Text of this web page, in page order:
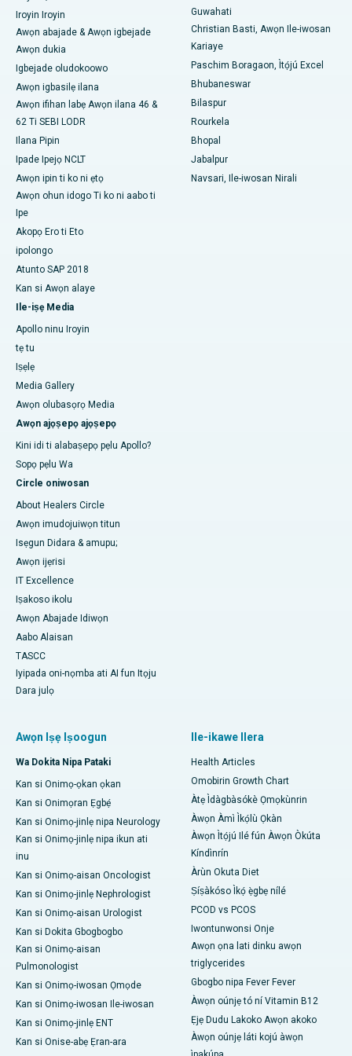
Ile-iwosan ti o dara julọ ni Ramji Nagar, Nellore
Ile-iwosan ti o dara julọ ni Apa-19, Rourkela
Ile-iwosan ti o dara julọ ni Swargate, Pune
Ile-iwosan akàn ti awọn obinrin ti o dara julọ ni Guusu Delhi
Iroyin Iroyin
Awọn abajade & Awọn igbejade
Awọn dukia
Igbejade oludokoowo
Awọn igbasilẹ ilana
Awọn ifihan labẹ Awọn ilana 46 &
62 Ti SEBI LODR
Ilana Pipin
Ipade Ipejọ NCLT
Awọn ipin ti ko ni ẹtọ
Awọn ohun idogo Ti ko ni aabo ti
Ipe
Akopọ Ero ti Eto
ipolongo
Atunto SAP 2018
Kan si Awọn alaye
Ile-iṣẹ Media
Apollo ninu Iroyin
tẹ tu
Iṣẹlẹ
Media Gallery
Awọn olubasọrọ Media
Awọn ajọṣepọ ajọṣepọ
Kini idi ti alabaṣepọ pẹlu Apollo?
Sopọ pẹlu Wa
Circle oniwosan
About Healers Circle
Awọn imudojuiwọn titun
Isẹgun Didara & amupu;
Awọn ijẹrisi
IT Excellence
Iṣakoso ikolu
Awọn Abajade Idiwọn
Aabo Alaisan
TASCC
Iyipada oni-nọmba ati AI fun Itọju
Dara julọ
Guwahati
Christian Basti, Awọn Ile-iwosan
Kariaye
Paschim Boragaon, Ìtọ́jú Excel
Bhubaneswar
Bilaspur
Rourkela
Bhopal
Jabalpur
Navsari, Ile-iwosan Nirali
Awọn Iṣẹ Iṣoogun
Wa Dokita Nipa Pataki
Kan si Onimọ-ọkan ọkan
Kan si Onimọran Ẹgbẹ́
Kan si Onimọ-jinlẹ nipa Neurology
Kan si Onimọ-jinlẹ nipa ikun ati
inu
Kan si Onimọ-aisan Oncologist
Kan si Onimọ-jinlẹ Nephrologist
Kan si Onimọ-aisan Urologist
Kan si Dokita Gbogbogbo
Kan si Onimọ-aisan
Pulmonologist
Kan si Onimọ-iwosan Ọmọde
Kan si Onimọ-iwosan Ile-iwosan
Kan si Onimọ-jinlẹ ENT
Kan si Onise-abẹ Ẹran-ara
Ile-ikawe Ilera
Health Articles
Omobirin Growth Chart
Àtẹ Ìdàgbàsókè Ọmọkùnrin
Àwọn Àmì Ìkọ́lù Ọkàn
Àwọn Ìtọ́jú Ilé fún Àwọn Òkúta
Kíndìnrín
Àrùn Okuta Diet
Ṣíṣàkóso Ìkọ́ ẹ̀gbẹ nílé
PCOD vs PCOS
Iwontunwonsi Onje
Awọn ọna lati dinku awọn
triglycerides
Gbogbo nipa Fever Fever
Àwọn oúnjẹ tó ní Vitamin B12
Ẹjẹ Dudu Lakoko Awọn akoko
Àwọn oúnjẹ láti kojú àwọn